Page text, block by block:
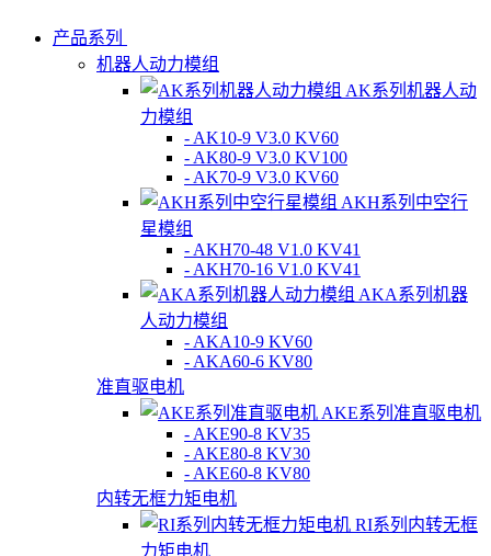
产品系列
机器人动力模组
AK系列机器人动
力模组
- AK10-9 V3.0 KV60
- AK80-9 V3.0 KV100
- AK70-9 V3.0 KV60
AKH系列中空行
星模组
- AKH70-48 V1.0 KV41
- AKH70-16 V1.0 KV41
AKA系列机器
人动力模组
- AKA10-9 KV60
- AKA60-6 KV80
准直驱电机
AKE系列准直驱电机
- AKE90-8 KV35
- AKE80-8 KV30
- AKE60-8 KV80
内转无框力矩电机
RI系列内转无框
力矩电机